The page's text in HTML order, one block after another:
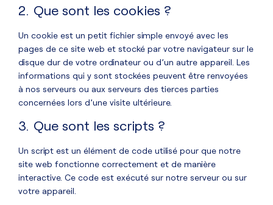
2. Que sont les cookies ?
Un cookie est un petit fichier simple envoyé avec les
pages de ce site web et stocké par votre navigateur sur le
disque dur de votre ordinateur ou d’un autre appareil. Les
informations qui y sont stockées peuvent être renvoyées
à nos serveurs ou aux serveurs des tierces parties
concernées lors d’une visite ultérieure.
3. Que sont les scripts ?
Un script est un élément de code utilisé pour que notre
site web fonctionne correctement et de manière
interactive. Ce code est exécuté sur notre serveur ou sur
votre appareil.